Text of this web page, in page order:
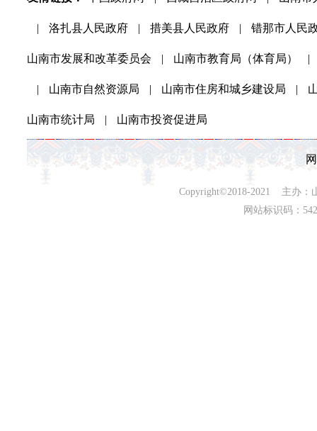
| 洛扎县人民政府 | 措美县人民政府 | 错那市人民
山南市发展和改革委员会 | 山南市教育局（体育局） |
| 山南市自然资源局 | 山南市住房和城乡建设局 |
山南市统计局 | 山南市投资促进局
Copyright©2018-2021 主办：
网站标识码：